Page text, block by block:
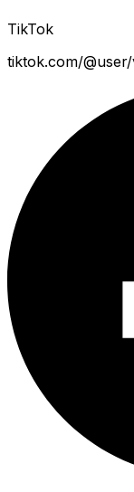
TikTok
tiktok.com/